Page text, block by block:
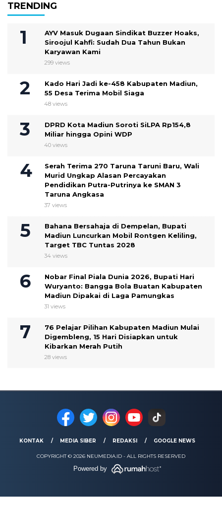
TRENDING
AYV Masuk Dugaan Sindikat Buzzer Hoaks,
Siroojul Kahfi: Sudah Dua Tahun Bukan
Karyawan Kami
299 views
Kado Hari Jadi ke-458 Kabupaten Madiun,
55 Desa Terima Mobil Siaga
48 views
DPRD Kota Madiun Soroti SiLPA Rp154,8
Miliar hingga Opini WDP
40 views
Serah Terima 270 Taruna Taruni Baru, Wali
Murid Ungkap Alasan Percayakan
Pendidikan Putra-Putrinya ke SMAN 3
Taruna Angkasa
37 views
Bahana Bersahaja di Dempelan, Bupati
Madiun Luncurkan Mobil Rontgen Keliling,
Target TBC Tuntas 2028
34 views
Nobar Final Piala Dunia 2026, Bupati Hari
Wuryanto: Bangga Bola Buatan Kabupaten
Madiun Dipakai di Laga Pamungkas
31 views
76 Pelajar Pilihan Kabupaten Madiun Mulai
Digembleng, 15 Hari Disiapkan untuk
Kibarkan Merah Putih
28 views
KONTAK MEDIA SIBER REDAKSI GOOGLE NEWS
COPYRIGHT © 2026 NEUMEDIA.ID - ALL RIGHTS RESERVED
Powered by